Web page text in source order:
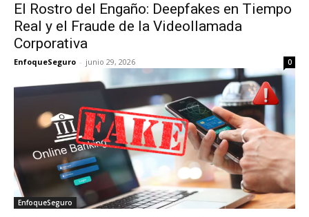
El Rostro del Engaño: Deepfakes en Tiempo
Real y el Fraude de la Videollamada
Corporativa
EnfoqueSeguro - junio 29, 2026 0
EnfoqueSeguro